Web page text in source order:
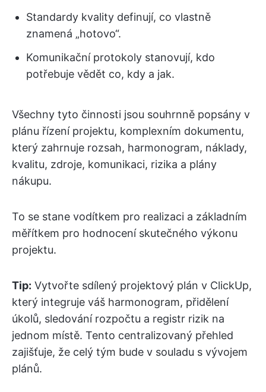
Standardy kvality definují, co vlastně
znamená „hotovo“.
Komunikační protokoly stanovují, kdo
potřebuje vědět co, kdy a jak.
Všechny tyto činnosti jsou souhrnně popsány v
plánu řízení projektu, komplexním dokumentu,
který zahrnuje rozsah, harmonogram, náklady,
kvalitu, zdroje, komunikaci, rizika a plány
nákupu.
To se stane vodítkem pro realizaci a základním
měřítkem pro hodnocení skutečného výkonu
projektu.
Tip: Vytvořte sdílený projektový plán v ClickUp,
který integruje váš harmonogram, přidělení
úkolů, sledování rozpočtu a registr rizik na
jednom místě. Tento centralizovaný přehled
zajišťuje, že celý tým bude v souladu s vývojem
plánů.